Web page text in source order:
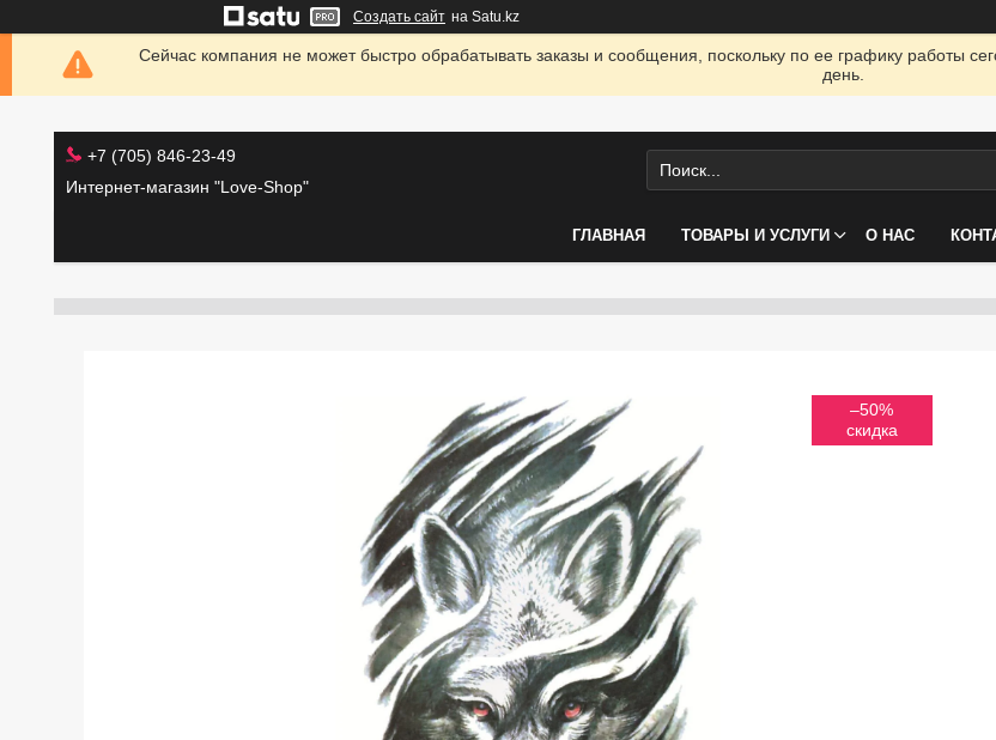
Создать сайт на Satu.kz
Сейчас компания не может быстро обрабатывать заказы и сообщения, поскольку по ее графику работы
день.
+7 (705) 846-23-49
Интернет-магазин "Love-Shop"
ГЛАВНАЯ ТОВАРЫ И УСЛУГИ О НАС
–50%